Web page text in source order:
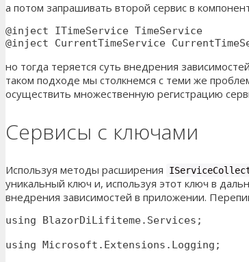
а потом запрашивать второй сервис в
@inject ITimeService TimeService
@inject CurrentTimeService
но тогда теряется суть внедрения
таком подходе мы столкнемся с теми же
осуществить множественную регистрацию
Сервисы с ключами
Используя методы расширения
уникальный ключ и, используя этот ключ в
внедрения зависимостей в приложении.
using BlazorDiLifiteme.Services;
using Microsoft.Extensions.Logging;